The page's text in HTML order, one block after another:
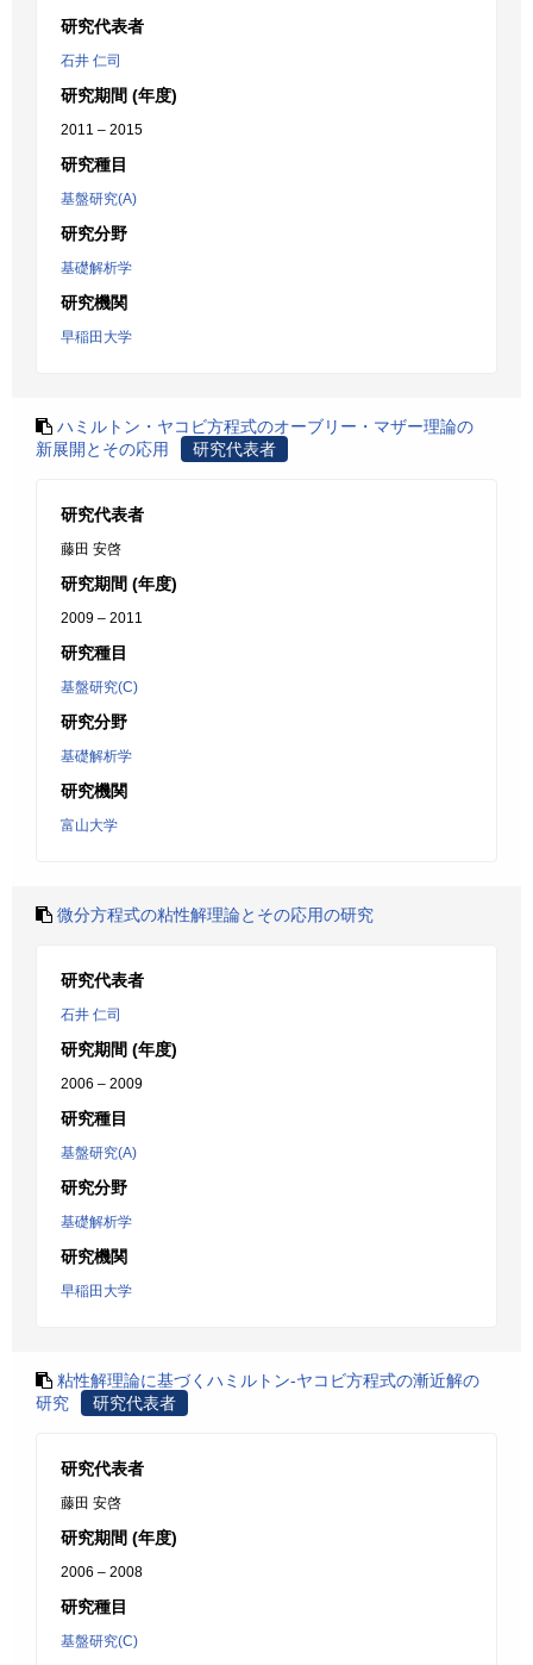
研究代表者
石井 仁司
研究期間 (年度)
2011 – 2015
研究種目
基盤研究(A)
研究分野
基礎解析学
研究機関
早稲田大学
ハミルトン・ヤコビ方程式のオーブリー・マザー理論の
新展開とその応用
研究代表者
研究代表者
藤田 安啓
研究期間 (年度)
2009 – 2011
研究種目
基盤研究(C)
研究分野
基礎解析学
研究機関
富山大学
微分方程式の粘性解理論とその応用の研究
研究代表者
石井 仁司
研究期間 (年度)
2006 – 2009
研究種目
基盤研究(A)
研究分野
基礎解析学
研究機関
早稲田大学
粘性解理論に基づくハミルトン-ヤコビ方程式の漸近解の
研究
研究代表者
研究代表者
藤田 安啓
研究期間 (年度)
2006 – 2008
研究種目
基盤研究(C)